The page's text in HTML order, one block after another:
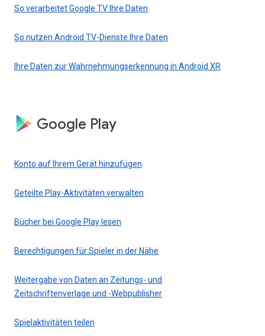
So verarbeitet Google TV Ihre Daten
So nutzen Android TV-Dienste Ihre Daten
Ihre Daten zur Wahrnehmungserkennung in Android XR
Google Play
Konto auf Ihrem Gerät hinzufügen
Geteilte Play-Aktivitäten verwalten
Bücher bei Google Play lesen
Berechtigungen für Spieler in der Nähe
Weitergabe von Daten an Zeitungs- und
Zeitschriftenverlage und -Webpublisher
Spielaktivitäten teilen